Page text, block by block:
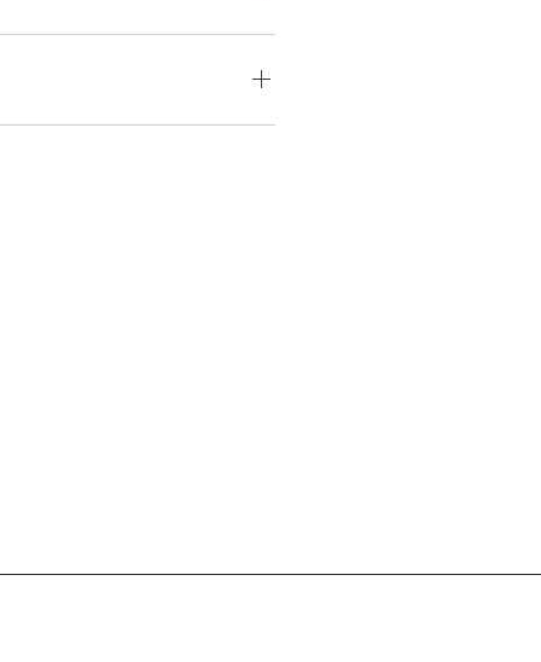
et affichés au
la créatrice Petit Poirier